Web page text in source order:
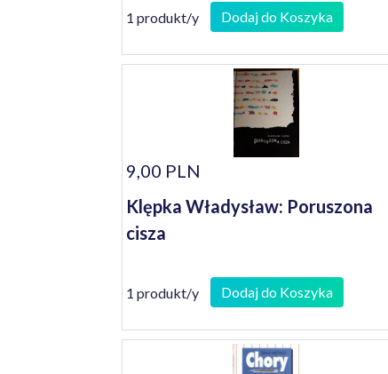
1 produkt/y Dodaj do Koszyka
9,00 PLN
Klępka Władysław: Poruszona
cisza
1 produkt/y Dodaj do Koszyka